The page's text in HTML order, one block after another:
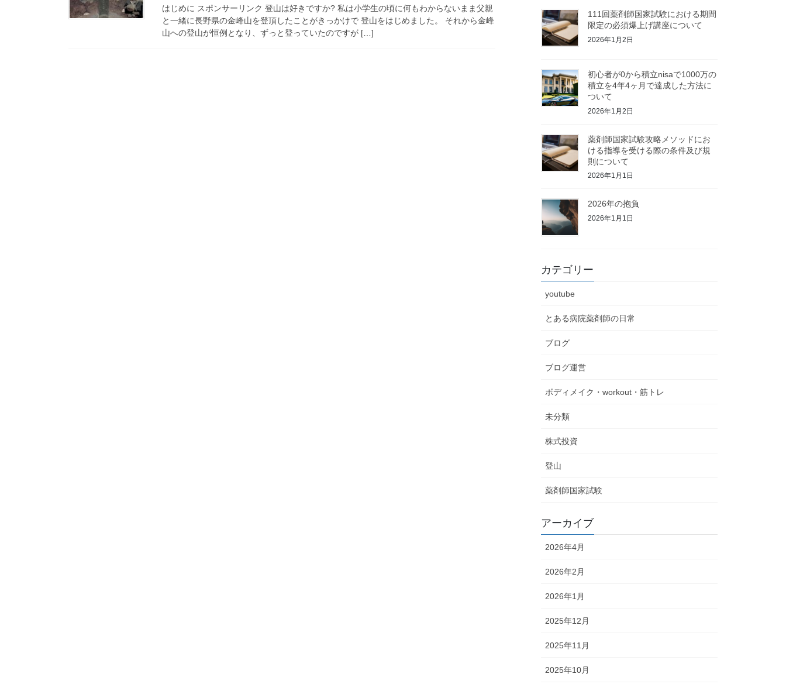
はじめに スポンサーリンク 登山は好きですか? 私は小学生の頃に何もわからないまま父親
と一緒に長野県の金峰山を登頂したことがきっかけで 登山をはじめました。 それから金峰
山への登山が恒例となり、ずっと登っていたのですが […]
111回薬剤師国家試験における期間
限定の必須爆上げ講座について
2026年1月2日
初心者が0から積立nisaで1000万の
積立を4年4ヶ月で達成した方法に
ついて
2026年1月2日
薬剤師国家試験攻略メソッドにお
ける指導を受ける際の条件及び規
則について
2026年1月1日
2026年の抱負
2026年1月1日
カテゴリー
youtube
とある病院薬剤師の日常
ブログ
ブログ運営
ボディメイク・workout・筋トレ
未分類
株式投資
登山
薬剤師国家試験
アーカイブ
2026年4月
2026年2月
2026年1月
2025年12月
2025年11月
2025年10月